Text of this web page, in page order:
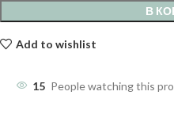
В
Add to wishlist
15 People watching this